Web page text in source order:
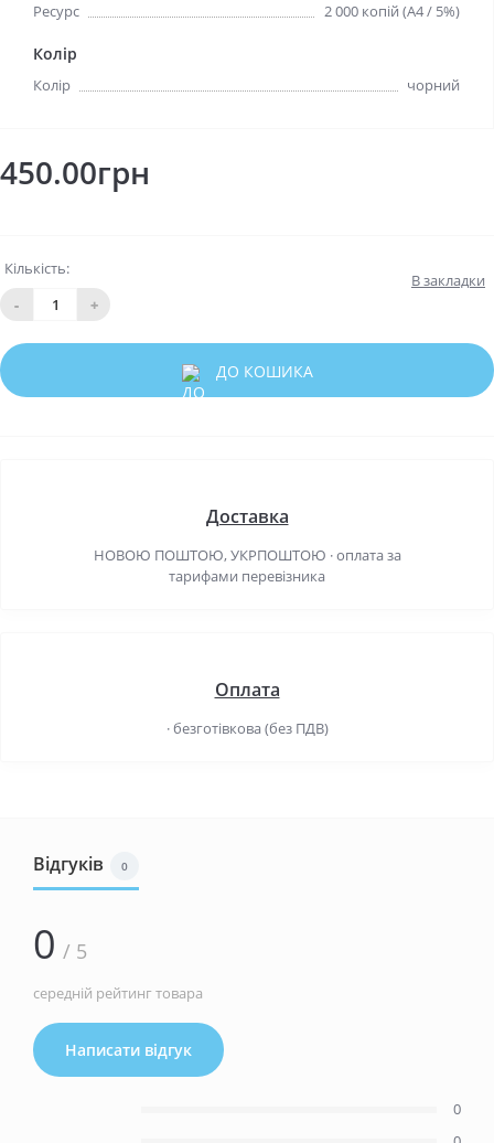
Ресурс 2 000 копій (A4 / 5%)
Колір
Колір чорний
450.00грн
Кількість:
-
+
В закладки
ДО КОШИКА
Доставка
НОВОЮ ПОШТОЮ, УКРПОШТОЮ · оплата за
тарифами перевізника
Оплата
· безготівкова (без ПДВ)
Відгуків 0
0 / 5
середній рейтинг товара
Написати відгук
0